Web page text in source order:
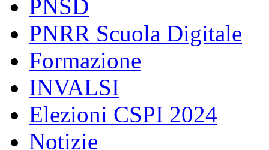
PNSD
PNRR Scuola Digitale
Formazione
INVALSI
Elezioni CSPI 2024
Notizie